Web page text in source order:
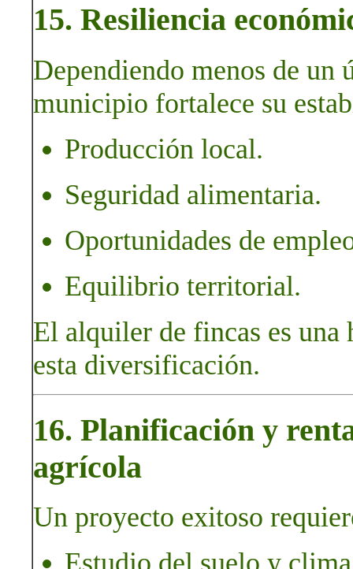
15. Resiliencia
Dependiendo menos de un
municipio fortalece su
Producción local.
Seguridad alimentaria.
Oportunidades de
Equilibrio territorial.
El alquiler de fincas es una
esta diversificación.
16. Planificación y
agrícola
Un proyecto exitoso